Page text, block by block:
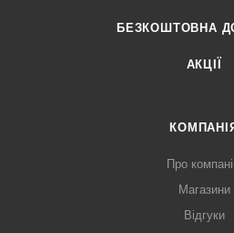
БЕЗКОШТОВНА
АКЦІЇ
Про
Магазини
Відгуки